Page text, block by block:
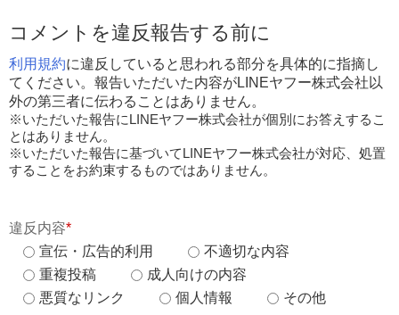
コメントを違反報告する前に
利用規約に違反していると思われる部分を具体的に指摘し
てください。報告いただいた内容がLINEヤフー株式会社以
外の第三者に伝わることはありません。
※いただいた報告にLINEヤフー株式会社が個別にお答えするこ
とはありません。
※いただいた報告に基づいてLINEヤフー株式会社が対応、処置
することをお約束するものではありません。
違反内容*
宣伝・広告的利用
不適切な内容
重複投稿
成人向けの内容
悪質なリンク
個人情報 その他